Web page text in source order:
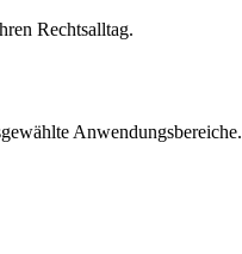
Rechtsalltag.
Anwendungsbereiche.